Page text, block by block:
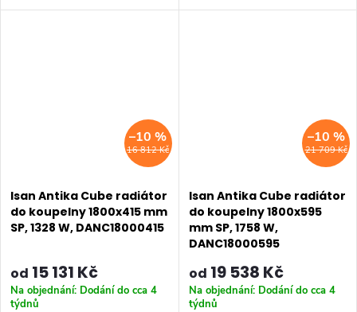
rozměry 1500x350 mm
Výkon 1018 W. Dostupné
16 812 Kč
–10 %
Isan Antika Cube radiátor
do koupelny 1800x415 mm
SP, 1328 W, DANC18000415
od 15 131 Kč
Na objednání: Dodání do cca 4
týdnů
21 709 Kč
–10 %
Isan Antika Cube radiátor
do koupelny 1800x595
mm SP, 1758 W,
DANC18000595
od 19 538 Kč
Na objednání: Dodání do cca 4
týdnů